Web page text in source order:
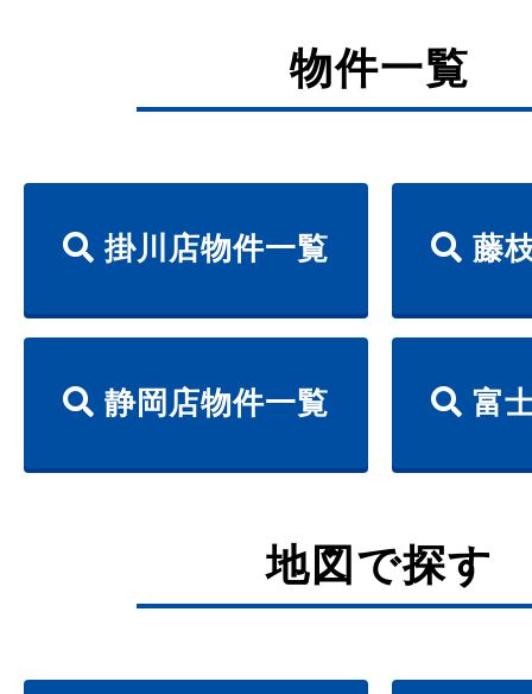
物件一覧
掛川店物件一覧 藤
静岡店物件一覧 富
地図で探す